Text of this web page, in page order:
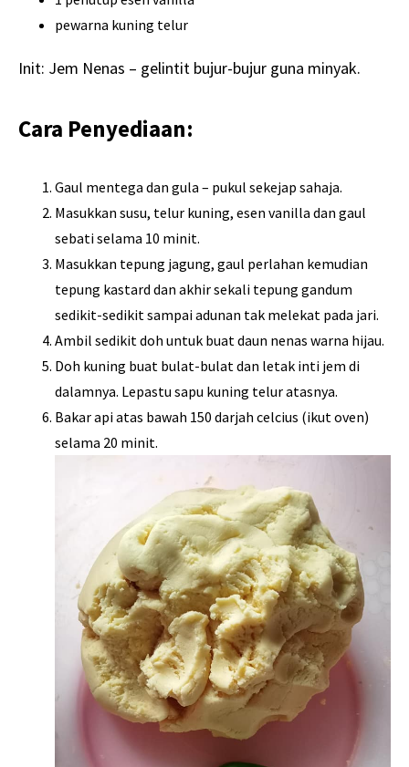
pewarna kuning telur
Init: Jem Nenas – gelintit bujur-bujur guna minyak.
Cara Penyediaan:
Gaul mentega dan gula – pukul sekejap sahaja.
Masukkan susu, telur kuning, esen vanilla dan gaul
sebati selama 10 minit.
Masukkan tepung jagung, gaul perlahan kemudian
tepung kastard dan akhir sekali tepung gandum
sedikit-sedikit sampai adunan tak melekat pada jari.
Ambil sedikit doh untuk buat daun nenas warna hijau.
Doh kuning buat bulat-bulat dan letak inti jem di
dalamnya. Lepastu sapu kuning telur atasnya.
Bakar api atas bawah 150 darjah celcius (ikut oven)
selama 20 minit.